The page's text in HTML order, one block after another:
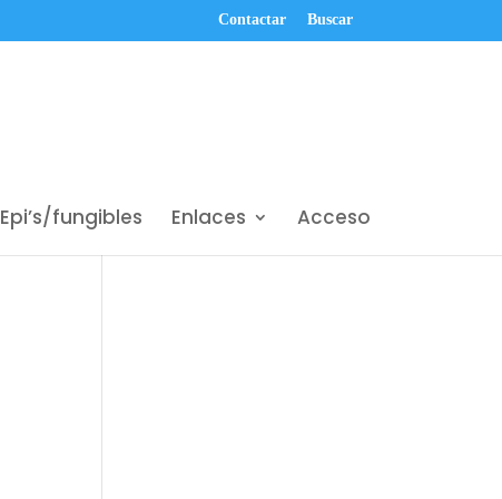
Contactar Buscar
Epi’s/fungibles Enlaces Acceso